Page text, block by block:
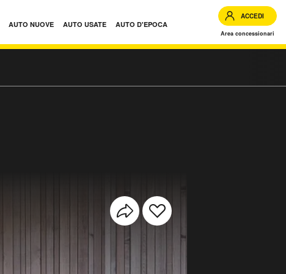
AUTO NUOVE AUTO USATE AUTO D'EPOCA
ACCEDI
Area concessionari